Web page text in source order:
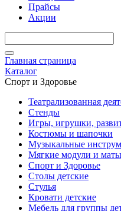
Прайсы
Акции
Главная страница
Каталог
Спорт и Здоровье
Театрализованная
Стенды
Игры, игрушки,
Костюмы и шапочки
Музыкальные
Мягкие модули и маты
Спорт и Здоровье
Столы детские
Стулья
Кровати детские
Мебель для группы